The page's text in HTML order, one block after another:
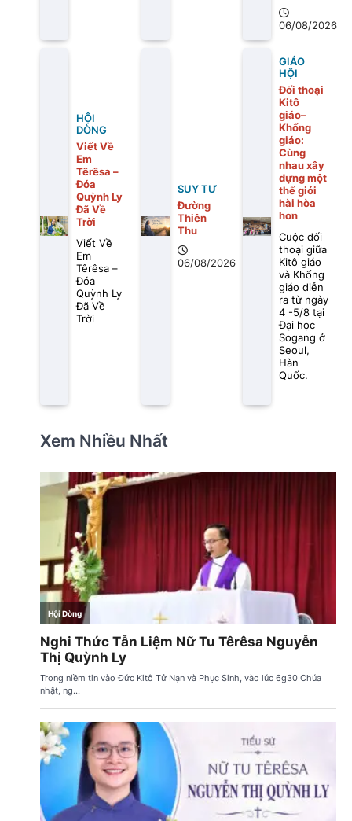
06/08/2026
HỘI
DÒNG
Viết Về
Em
Têrêsa –
Đóa
Quỳnh Ly
Đã Về
Trời
Viết Về
Em
Têrêsa –
Đóa
Quỳnh Ly
Đã Về
Trời
SUY TƯ
Đường
Thiên
Thu
06/08/2026
GIÁO
HỘI
Đối thoại
Kitô
giáo–
Khổng
giáo:
Cùng
nhau xây
dựng một
thế giới
hài hòa
hơn
Cuộc đối
thoại giữa
Kitô giáo
và Khổng
giáo diễn
ra từ ngày
4 -5/8 tại
Đại học
Sogang ở
Seoul,
Hàn
Quốc.
Xem Nhiều Nhất